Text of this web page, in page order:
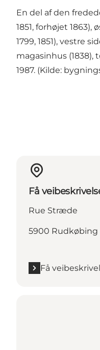
En del af den
1851, forhøjet 1863),
1799, 1851), vestre
magasinhus (1838),
1987. (Kilde:
Få
Rue Stræde
5900 Rudkøbing
Få